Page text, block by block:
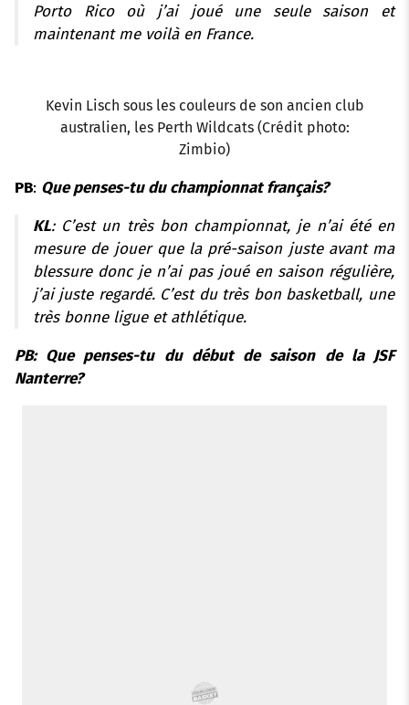
Porto Rico où j’ai joué une seule saison et
maintenant me voilà en France.
Kevin Lisch sous les couleurs de son ancien club
australien, les Perth Wildcats (Crédit photo:
Zimbio)
PB: Que penses-tu du championnat français?
KL: C’est un très bon championnat, je n’ai été en
mesure de jouer que la pré-saison juste avant ma
blessure donc je n’ai pas joué en saison régulière,
j’ai juste regardé. C’est du très bon basketball, une
très bonne ligue et athlétique.
PB: Que penses-tu du début de saison de la JSF
Nanterre?